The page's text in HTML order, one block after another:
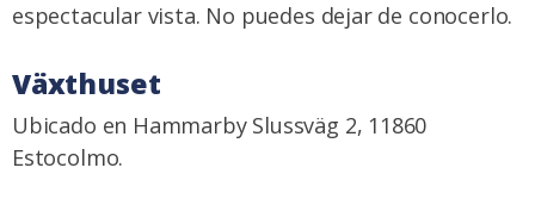
espectacular vista. No puedes dejar de conocerlo.
Växthuset
Ubicado en Hammarby Slussväg 2, 11860
Estocolmo.